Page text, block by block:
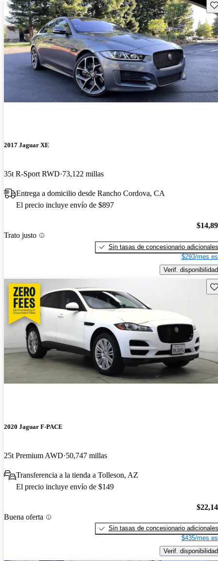
2017 Jaguar XE
35t R-Sport RWD 73,122 millas
Entrega a domicilio desde Rancho Cordova, CA
El precio incluye envío de $897
Trato justo
Sin tasas de concesionario adicionales
$293/mes
Verif. disponibilidad
2020 Jaguar F-PACE
25t Premium AWD 50,747 millas
Transferencia a la tienda a Tolleson, AZ
El precio incluye envío de $149
Buena oferta
Sin tasas de concesionario adicionales
$435/mes
Verif. disponibilidad